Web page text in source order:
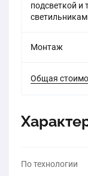
подсветкой и
Монтаж
Общая
По технологии